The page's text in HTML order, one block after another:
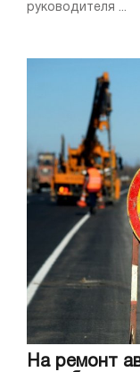
руководителя ...
На ремонт